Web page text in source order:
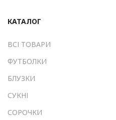
КАТАЛОГ
ВСІ ТОВАРИ
ФУТБОЛКИ
БЛУЗКИ
СУКНІ
СОРОЧКИ